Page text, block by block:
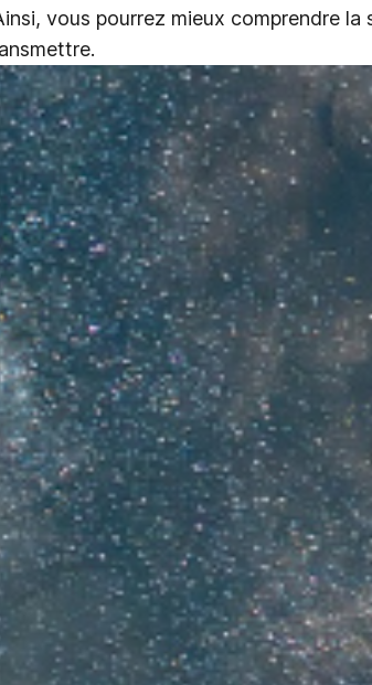
vous pourrez mieux comprendre la